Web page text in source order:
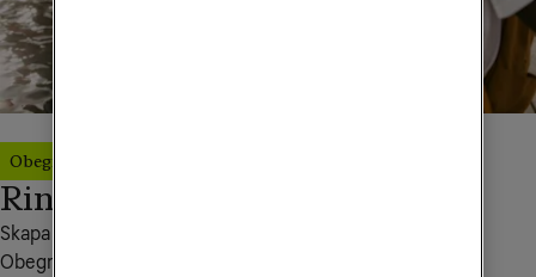
Obegränsad Max
Ring familjen världen runt!
Skapa nytt eller uppgradera ditt familjeabonnemang till
Obegränsad Max så ingår fria samtal inom familjen i över